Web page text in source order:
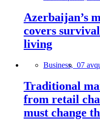
Azerbaijan’s
covers
living
Business, 07
Traditional
from retail
must change